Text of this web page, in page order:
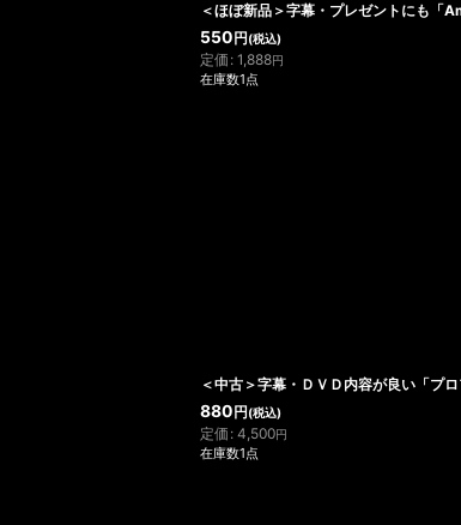
＜ほぼ新品＞字幕・プレゼントにも
550 円 (税込)
定価 : 1,888円
在庫数1点
＜中古＞字幕・ＤＶＤ内容が良い「プ
880 円 (税込)
定価 : 4,500円
在庫数1点